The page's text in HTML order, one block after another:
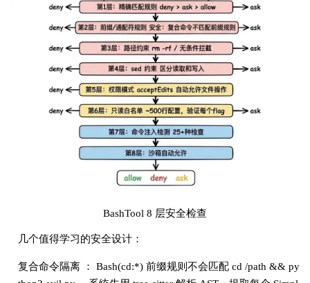
BashTool 8 层安全检查
几个值得学习的安全设计：
复合命令隔离 ： Bash(cd:*) 前缀规则不会匹配 cd /path && py